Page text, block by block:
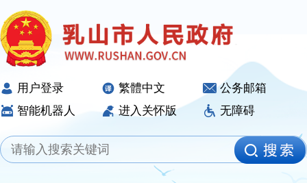
用户登录 繁體中文
公务邮箱
智能机器人
进入关怀版 无障碍